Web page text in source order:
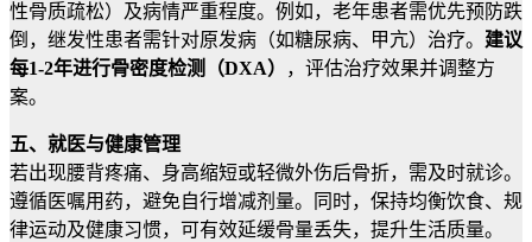
性骨质疏松）及病情严重程度。例如，老年患者需优先预防跌
倒，继发性患者需针对原发病（如糖尿病、甲亢）治疗。 建议
每1-2年进行骨密度检测（DXA）
，评估治疗效果并调整方
案。
五、就医与健康管理
若出现腰背疼痛、身高缩短或轻微外伤后骨折，需及时就诊。
遵循医嘱用药，避免自行增减剂量。同时，保持均衡饮食、规
律运动及健康习惯，可有效延缓骨量丢失，提升生活质量。